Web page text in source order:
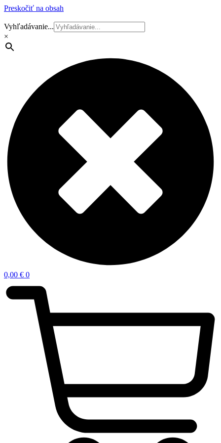
Preskočiť na obsah
Vyhľadávanie...
×
0,00 € 0